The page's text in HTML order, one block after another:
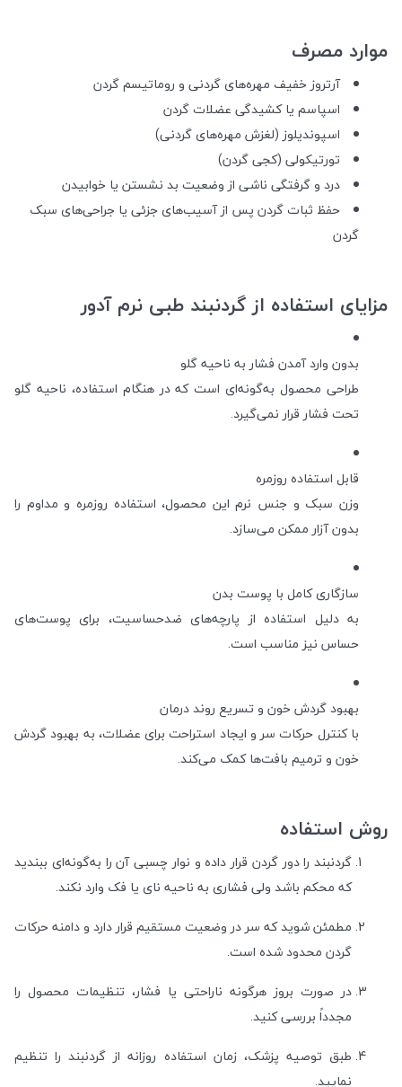
موارد مصرف
آرتروز خفیف مهره‌های گردنی و روماتیسم گردن
اسپاسم یا کشیدگی عضلات گردن
اسپوندیلوز (لغزش مهره‌های گردنی)
تورتیکولی (کجی گردن)
درد و گرفتگی ناشی از وضعیت بد نشستن یا خوابیدن
حفظ ثبات گردن پس از آسیب‌های جزئی یا جراحی‌های سبک
گردن
مزایای استفاده از گردنبند طبی نرم آدور
بدون وارد آمدن فشار به ناحیه گلو
طراحی محصول به‌گونه‌ای است که در هنگام استفاده، ناحیه گلو
تحت فشار قرار نمی‌گیرد.
قابل استفاده روزمره
وزن سبک و جنس نرم این محصول، استفاده روزمره و مداوم را
بدون آزار ممکن می‌سازد.
سازگاری کامل با پوست بدن
به دلیل استفاده از پارچه‌های ضدحساسیت، برای پوست‌های
حساس نیز مناسب است.
بهبود گردش خون و تسریع روند درمان
با کنترل حرکات سر و ایجاد استراحت برای عضلات، به بهبود گردش
خون و ترمیم بافت‌ها کمک می‌کند.
روش استفاده
گردنبند را دور گردن قرار داده و نوار چسبی آن را به‌گونه‌ای ببندید
که محکم باشد ولی فشاری به ناحیه نای یا فک وارد نکند.
مطمئن شوید که سر در وضعیت مستقیم قرار دارد و دامنه حرکات
گردن محدود شده است.
در صورت بروز هرگونه ناراحتی یا فشار، تنظیمات محصول را
مجدداً بررسی کنید.
طبق توصیه پزشک، زمان استفاده روزانه از گردنبند را تنظیم
نمایید.